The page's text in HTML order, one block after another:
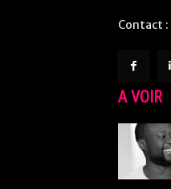
Contact :
A VOIR